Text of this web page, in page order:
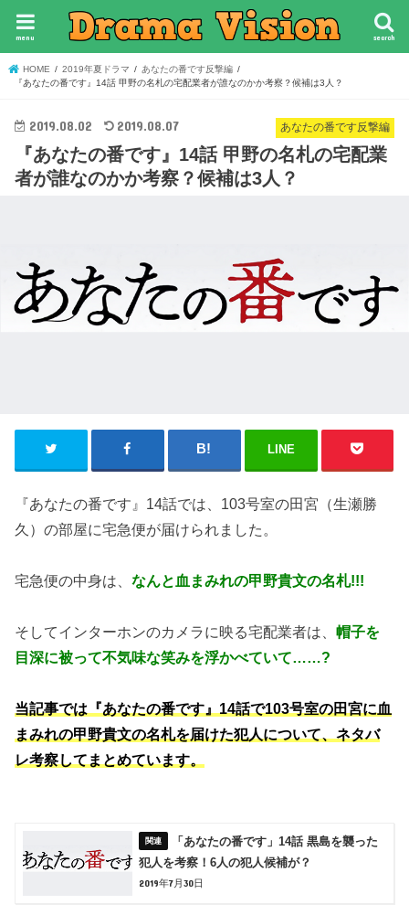
search
menu
HOME 2019年夏ドラマ
あなたの番です反撃編
『あなたの番です』14話 甲野の名札の宅配業者が誰なのかか考察？候補は3人？
あなたの番です反撃編
2019.08.02 2019.08.07
『あなたの番です』14話 甲野の名札の宅配業
者が誰なのかか考察？候補は3人？
LINE
『あなたの番です』14話では、103号室の田宮（生瀬勝
久）の部屋に宅急便が届けられました。
宅急便の中身は、なんと血まみれの甲野貴文の名札!!!
そしてインターホンのカメラに映る宅配業者は、帽子を
目深に被って不気味な笑みを浮かべていて……?
当記事では『あなたの番です』14話で103号室の田宮に血
まみれの甲野貴文の名札を届けた犯人について、ネタバ
レ考察してまとめています。
「あなたの番です」14話 黒島を襲った
犯人を考察！6人の犯人候補が？
2019年7月30日